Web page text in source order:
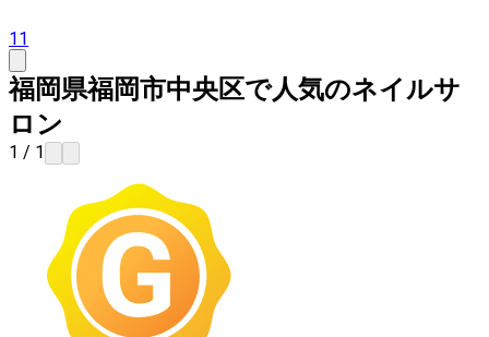
11
福岡県福岡市中央区で人気のネイルサ
ロン
1 / 1